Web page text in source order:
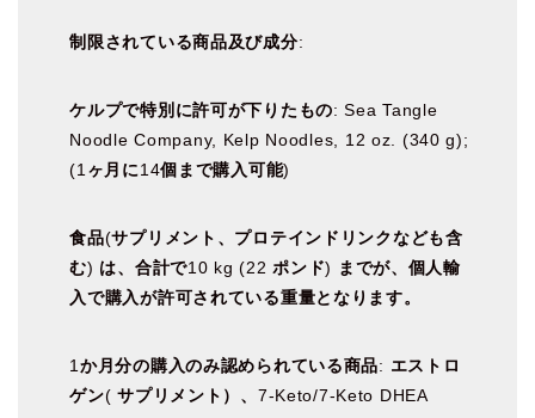
制限されている商品及び成分:
ケルプで特別に許可が下りたもの: Sea Tangle
Noodle Company, Kelp Noodles, 12 oz. (340 g);
(1 ヶ月に14個まで購入可能)
食品(サプリメント、プロテインドリンクなども含
む) は、合計で10 kg (22ポンド)
までが、個人輸
入で購入が許可されている重量となります。
1 か月分の購入のみ認められている商品: エストロ
ゲン(サプリメント）、 7-Keto/7-Keto DHEA